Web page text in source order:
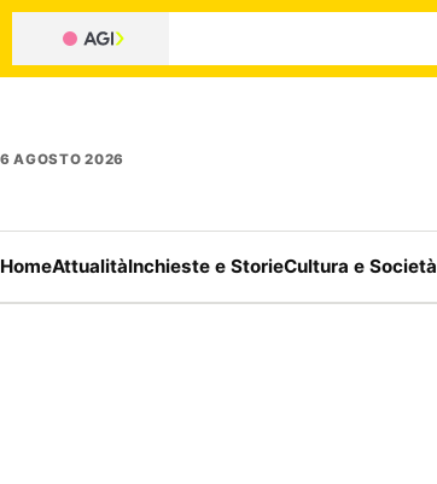
6 AGOSTO 2026
HomeAttualitàInchieste e StorieCultura e Società